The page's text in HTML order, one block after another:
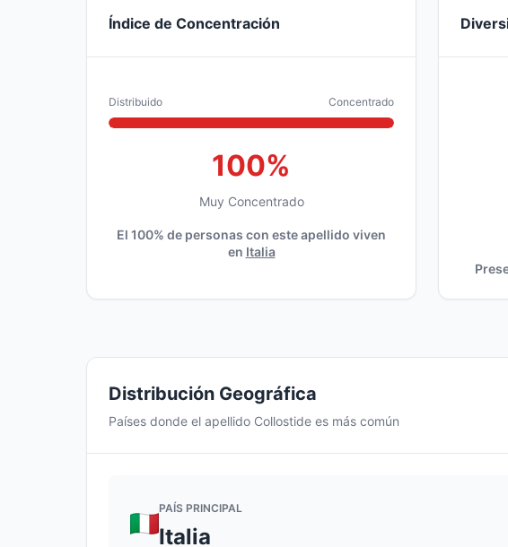
Índice de Concentración
Distribuido Concentrado
100%
Muy Concentrado
El 100% de personas con este apellido viven
en Italia
Distribución Geográfica
Países donde el apellido Collostide es más común
PAÍS PRINCIPAL
Italia